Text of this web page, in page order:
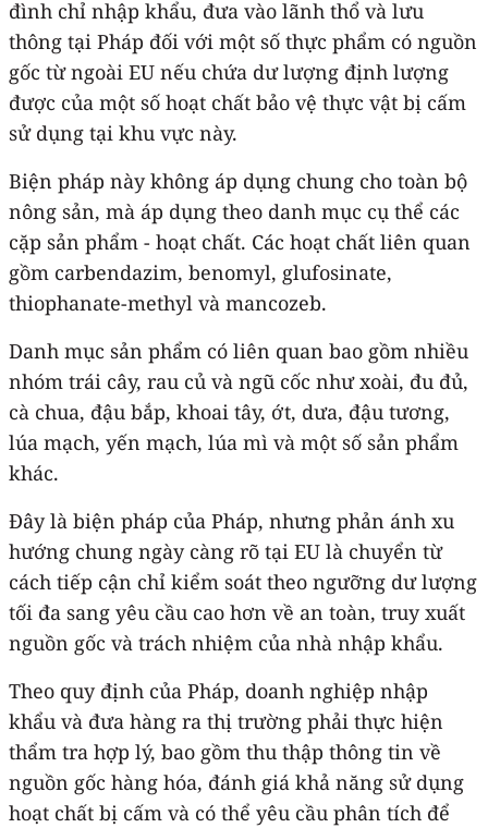
đình chỉ nhập khẩu, đưa vào lãnh thổ và lưu
thông tại Pháp đối với một số thực phẩm có nguồn
gốc từ ngoài EU nếu chứa dư lượng định lượng
được của một số hoạt chất bảo vệ thực vật bị cấm
sử dụng tại khu vực này.
Biện pháp này không áp dụng chung cho toàn bộ
nông sản, mà áp dụng theo danh mục cụ thể các
cặp sản phẩm - hoạt chất. Các hoạt chất liên quan
gồm carbendazim, benomyl, glufosinate,
thiophanate-methyl và mancozeb.
Danh mục sản phẩm có liên quan bao gồm nhiều
nhóm trái cây, rau củ và ngũ cốc như xoài, đu đủ,
cà chua, đậu bắp, khoai tây, ớt, dưa, đậu tương,
lúa mạch, yến mạch, lúa mì và một số sản phẩm
khác.
Đây là biện pháp của Pháp, nhưng phản ánh xu
hướng chung ngày càng rõ tại EU là chuyển từ
cách tiếp cận chỉ kiểm soát theo ngưỡng dư lượng
tối đa sang yêu cầu cao hơn về an toàn, truy xuất
nguồn gốc và trách nhiệm của nhà nhập khẩu.
Theo quy định của Pháp, doanh nghiệp nhập
khẩu và đưa hàng ra thị trường phải thực hiện
thẩm tra hợp lý, bao gồm thu thập thông tin về
nguồn gốc hàng hóa, đánh giá khả năng sử dụng
hoạt chất bị cấm và có thể yêu cầu phân tích để